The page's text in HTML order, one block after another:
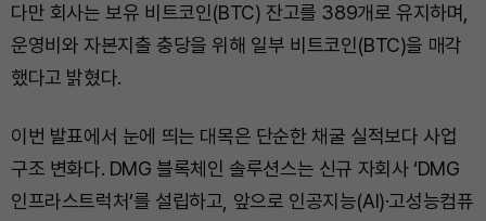
다만 회사는 보유 비트코인(BTC) 잔고를 389개로 유지하며,
운영비와 자본지출 충당을 위해 일부 비트코인(BTC)을 매각
했다고 밝혔다.
이번 발표에서 눈에 띄는 대목은 단순한 채굴 실적보다 사업
구조 변화다. DMG 블록체인 솔루션스는 신규 자회사 ‘DMG
인프라스트럭처’를 설립하고, 앞으로 인공지능(AI)·고성능컴퓨